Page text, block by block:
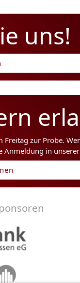
uns!
zur Probe.
Anmeldung in